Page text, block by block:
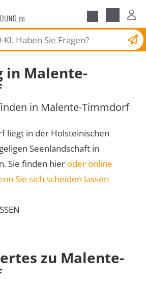
Scheidungsantrag
in Malente-
in Malente-Timmdorf
liegt in der Holsteinischen
Seenlandschaft in
Sie finden hier oder online
Sie sich scheiden lassen
zu Malente-